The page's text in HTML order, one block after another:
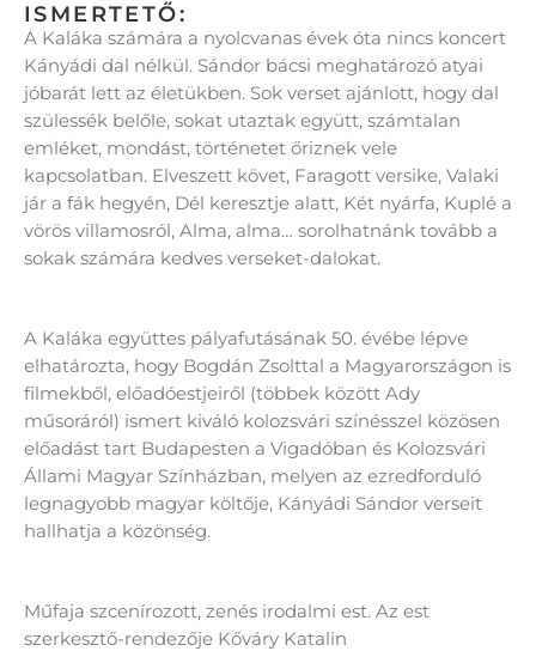
ISMERTETŐ:
A Kaláka számára a nyolcvanas évek óta nincs koncert
Kányádi dal nélkül. Sándor bácsi meghatározó atyai
jóbarát lett az életükben. Sok verset ajánlott, hogy dal
szülessék belőle, sokat utaztak együtt, számtalan
emléket, mondást, történetet őriznek vele
kapcsolatban. Elveszett követ, Faragott versike, Valaki
jár a fák hegyén, Dél keresztje alatt, Két nyárfa, Kuplé a
vörös villamosról, Alma, alma… sorolhatnánk tovább a
sokak számára kedves verseket-dalokat.
A Kaláka együttes pályafutásának 50. évébe lépve
elhatározta, hogy Bogdán Zsolttal a Magyarországon is
filmekből, előadóestjeiről (többek között Ady
műsoráról) ismert kiváló kolozsvári színésszel közösen
előadást tart Budapesten a Vigadóban és Kolozsvári
Állami Magyar Színházban, melyen az ezredforduló
legnagyobb magyar költője, Kányádi Sándor verseit
hallhatja a közönség.
Műfaja szcenírozott, zenés irodalmi est. Az est
szerkesztő-rendezője Kőváry Katalin